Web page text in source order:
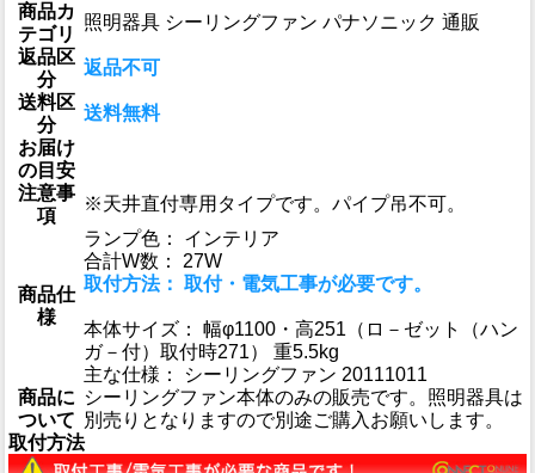
商品カ
テゴリ
照明器具 シーリングファン パナソニック 通販
返品区
分
返品不可
送料区
分
送料無料
お届け
の目安
注意事
項
※天井直付専用タイプです。パイプ吊不可。
商品仕
様
ランプ色： インテリア
合計W数： 27W
取付方法： 取付・電気工事が必要です。
本体サイズ： 幅φ1100・高251（ロ－ゼット（ハン
ガ－付）取付時271） 重5.5kg
主な仕様： シーリングファン 20111011
商品に
ついて
シーリングファン本体のみの販売です。照明器具は
別売りとなりますので別途ご購入お願いします。
取付方法